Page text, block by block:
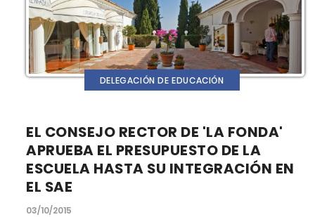
DELEGACIÓN DE EDUCACIÓN
EL CONSEJO RECTOR DE 'LA FONDA'
APRUEBA EL PRESUPUESTO DE LA
ESCUELA HASTA SU INTEGRACIÓN EN
EL SAE
03/10/2015